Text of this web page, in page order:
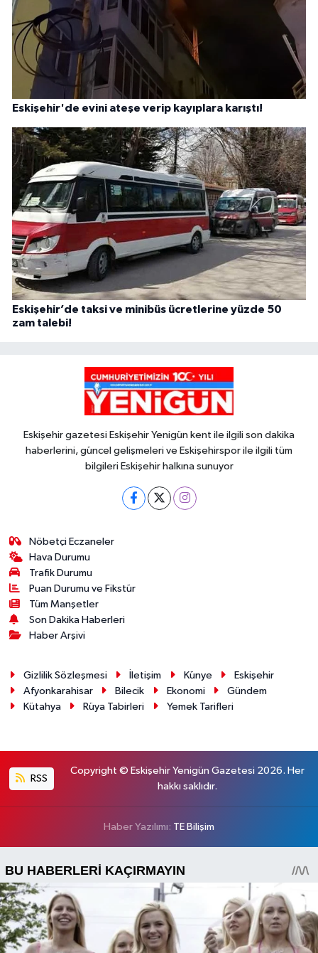
Eskişehir'de evini ateşe verip kayıplara karıştı!
Eskişehir’de taksi ve minibüs ücretlerine yüzde 50
zam talebi!
Eskişehir gazetesi Eskişehir Yenigün kent ile ilgili son dakika
haberlerini, güncel gelişmeleri ve Eskişehirspor ile ilgili tüm
bilgileri Eskişehir halkına sunuyor
Nöbetçi Eczaneler
Hava Durumu
Trafik Durumu
Puan Durumu ve Fikstür
Tüm Manşetler
Son Dakika Haberleri
Haber Arşivi
Gizlilik Sözleşmesi İletişim Künye
Eskişehir
Afyonkarahisar
Bilecik Ekonomi
Gündem
Kütahya
Rüya Tabirleri Yemek Tarifleri
RSS
Copyright © Eskişehir Yenigün Gazetesi 2026. Her
hakkı saklıdır.
Haber Yazılımı: TE Bilişim